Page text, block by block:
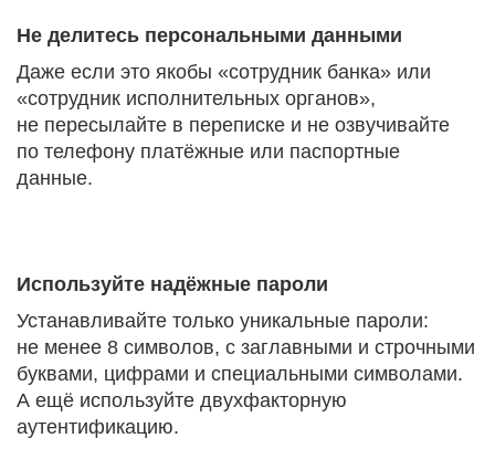
Не делитесь персональными данными
Даже если это якобы «сотрудник банка» или
«сотрудник исполнительных органов»,
не пересылайте в переписке и не озвучивайте
по телефону платёжные или паспортные
данные.
Используйте надёжные пароли
Устанавливайте только уникальные пароли:
не менее 8 символов, с заглавными и строчными
буквами, цифрами и специальными символами.
А ещё используйте двухфакторную
аутентификацию.